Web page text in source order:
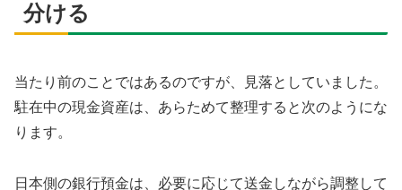
分ける
当たり前のことではあるのですが、見落としていました。
駐在中の現金資産は、あらためて整理すると次のようにな
ります。
日本側の銀行預金は、必要に応じて送金しながら調整して